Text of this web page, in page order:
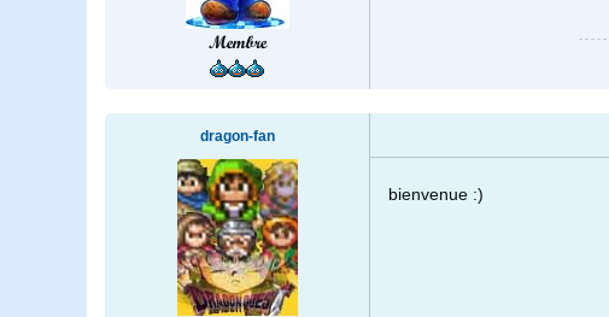
Membre
dragon-fan
bienvenue :)